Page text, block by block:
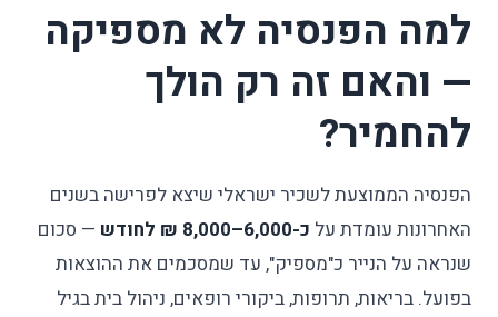
למה הפנסיה לא מספיקה
— והאם זה רק הולך
להחמיר?
הפנסיה הממוצעת לשכיר ישראלי שיצא לפרישה בשנים
האחרונות עומדת על כ-6,000–8,000 ₪ לחודש
— סכום
שנראה על הנייר כ"מספיק", עד שמסכמים את ההוצאות
בפועל. בריאות, תרופות, ביקורי רופאים, ניהול בית בגיל